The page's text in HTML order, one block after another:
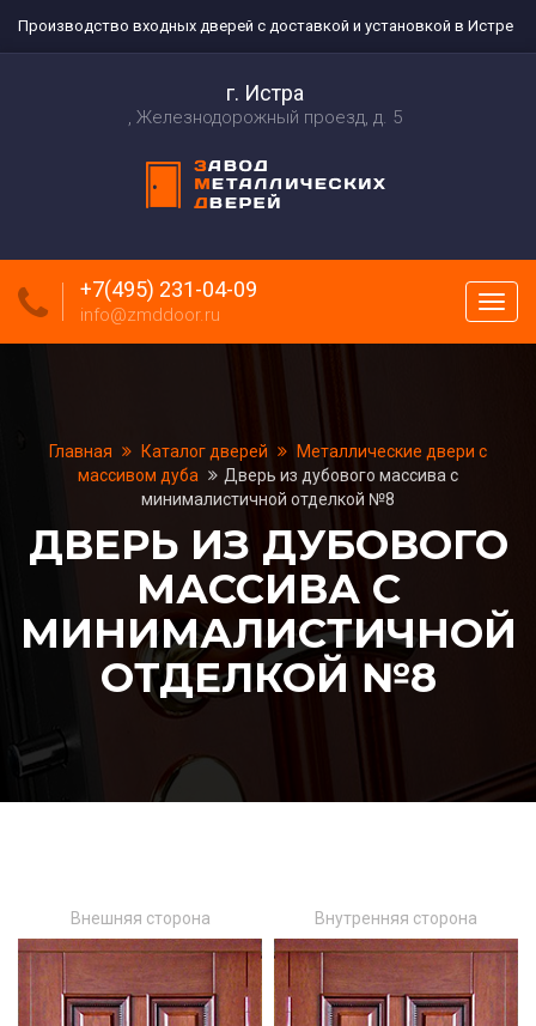
Производство входных дверей с доставкой и установкой в Истре
г. Истра
Железнодорожный проезд, д. 5
меню
+7(495) 231-04-09
info@zmddoor.ru
Главная Каталог дверей
Металлические двери с
массивом дуба
Дверь из дубового массива с
минималистичной отделкой №8
ДВЕРЬ ИЗ ДУБОВОГО
МАССИВА С
МИНИМАЛИСТИЧНОЙ
ОТДЕЛКОЙ №8
Внешняя сторона Внутренняя сторона